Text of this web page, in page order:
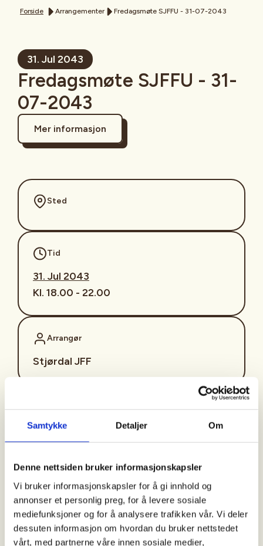
Samtykke Detaljer Om
Denne nettsiden bruker informasjonskapsler
Vi bruker informasjonskapsler for å gi innhold og
annonser et personlig preg, for å levere sosiale
mediefunksjoner og for å analysere trafikken vår. Vi deler
dessuten informasjon om hvordan du bruker nettstedet
vårt, med partnerne våre innen sosiale medier,
Forside Arrangementer Fredagsmøte SJFFU - 31-07-2043
31. Jul 2043
Fredagsmøte SJFFU - 31-
07-2043
Mer informasjon
Sted
Tid
31. Jul 2043
Kl. 18.00 - 22.00
Arrangør
Stjørdal JFF
sjffung@outlook.com
Fast fredagsmøte i
Ungdomsutvalget SJFF
(SJFFU)